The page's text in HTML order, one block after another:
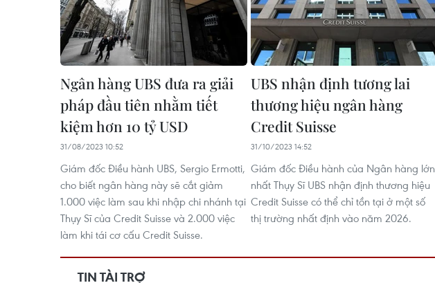
Ngân hàng UBS đưa ra giải
pháp đầu tiên nhằm tiết
kiệm hơn 10 tỷ USD
31/08/2023 10:52
Giám đốc Điều hành UBS, Sergio Ermotti,
cho biết ngân hàng này sẽ cắt giảm
1.000 việc làm sau khi nhập chi nhánh tại
Thụy Sĩ của Credit Suisse và 2.000 việc
làm khi tái cơ cấu Credit Suisse.
UBS nhận định tương lai
thương hiệu ngân hàng
Credit Suisse
31/10/2023 14:52
Giám đốc Điều hành của Ngân hàng lớn
nhất Thụy Sĩ UBS nhận định thương hiệu
Credit Suisse có thể chỉ tồn tại ở một số
thị trường nhất định vào năm 2026.